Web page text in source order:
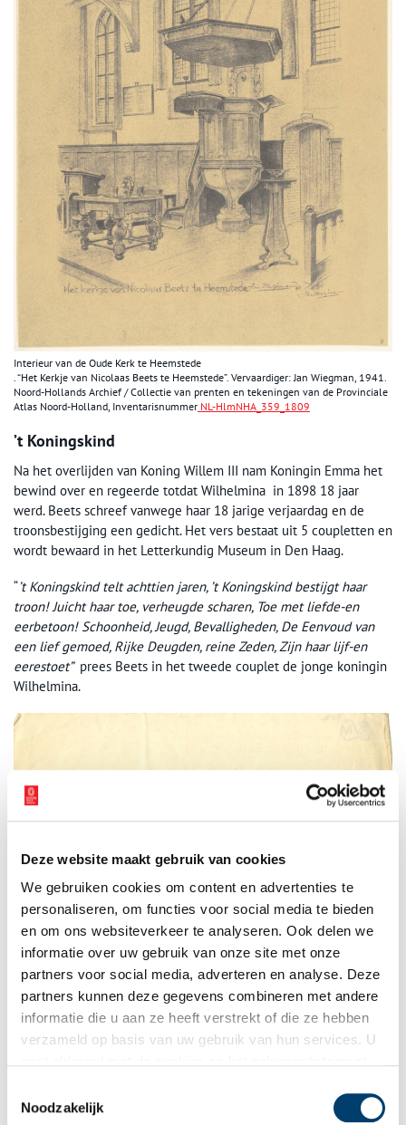
Deze website maakt gebruik van cookies
We gebruiken cookies om content en advertenties te
personaliseren, om functies voor social media te bieden
en om ons websiteverkeer te analyseren. Ook delen we
informatie over uw gebruik van onze site met onze
partners voor social media, adverteren en analyse. Deze
partners kunnen deze gegevens combineren met andere
informatie die u aan ze heeft verstrekt of die ze hebben
verzameld op basis van uw gebruik van hun services. U
Noodzakelijk
Interieur van de Oude Kerk te Heemstede
. “Het Kerkje van Nicolaas Beets te Heemstede”. Vervaardiger: Jan Wiegman, 1941.
Noord-Hollands Archief / Collectie van prenten en tekeningen van de Provinciale
Atlas Noord-Holland, Inventarisnummer NL-HlmNHA_359_1809
’t Koningskind
Na het overlijden van Koning Willem III nam Koningin Emma het
bewind over en regeerde totdat Wilhelmina in 1898 18 jaar
werd. Beets schreef vanwege haar 18 jarige verjaardag en de
troonsbestijging een gedicht. Het vers bestaat uit 5 coupletten en
wordt bewaard in het Letterkundig Museum in Den Haag.
“’t Koningskind telt achttien jaren, ’t Koningskind bestijgt haar
troon! Juicht haar toe, verheugde scharen, Toe met liefde-en
eerbetoon! Schoonheid, Jeugd, Bevalligheden, De Eenvoud van
een lief gemoed, Rijke Deugden, reine Zeden, Zijn haar lijf-en
eerestoet” prees Beets in het tweede couplet de jonge koningin
Wilhelmina.